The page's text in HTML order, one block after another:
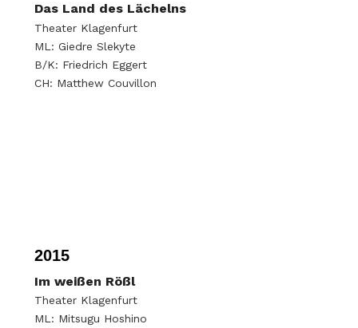
Das Land des Lächelns
Theater Klagenfurt
ML: Giedre Slekyte
B/K: Friedrich Eggert
CH: Matthew Couvillon
2015
Im weißen Rößl
Theater Klagenfurt
ML: Mitsugu Hoshino